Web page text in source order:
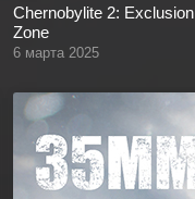
Chernobylite 2: Exclusion
Zone
6 марта 2025